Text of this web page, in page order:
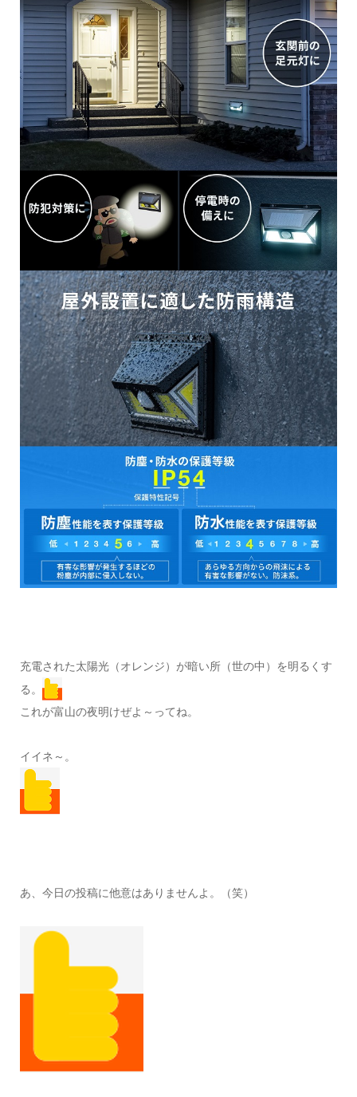
充電された太陽光（オレンジ）が暗い所（世の中）を明るくす
る。
これが富山の夜明けぜよ～ってね。
イイネ～。
あ、今日の投稿に他意はありませんよ。（笑）